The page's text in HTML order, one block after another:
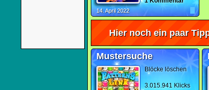
14. April 2022
Hier noch ein paar
Mustersuche
Blöcke löschen
3.015.941 Klicks